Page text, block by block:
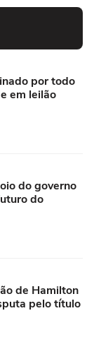
por todo
em leilão
do governo
do
de Hamilton
pelo título